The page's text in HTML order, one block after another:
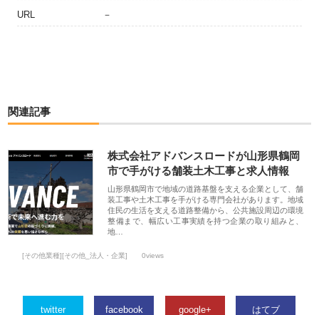
URL －
関連記事
株式会社アドバンスロードが山形県鶴岡
市で手がける舗装土木工事と求人情報
山形県鶴岡市で地域の道路基盤を支える企業として、舗
装工事や土木工事を手がける専門会社があります。地域
住民の生活を支える道路整備から、公共施設周辺の環境
整備まで、幅広い工事実績を持つ企業の取り組みと、
地…
[その他業種][その他_法人・企業] 0views
twitter facebook google+ はてブ